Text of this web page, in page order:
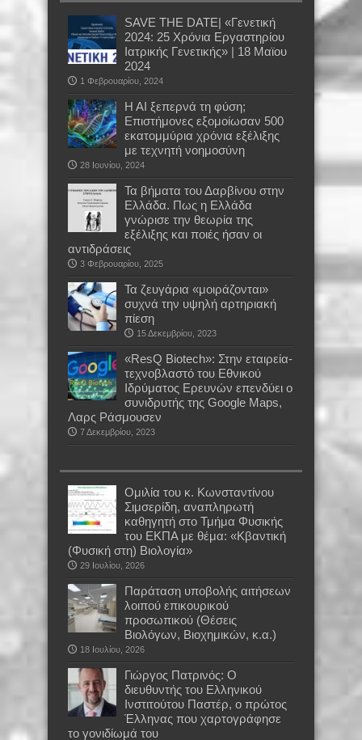
SAVE THE DATE| «Γενετική
2024: 25 Χρόνια Εργαστηρίου
Ιατρικής Γενετικής» | 18 Μαϊου
2024
1 Φεβρουαρίου, 2024
Η ΑΙ ξεπερνά τη φύση;
Επιστήμονες εξομοίωσαν 500
εκατομμύρια χρόνια εξέλιξης
με τεχνητή νοημοσύνη
28 Ιουνίου, 2024
Τα βήματα του Δαρβίνου στην
Ελλάδα. Πως η Ελλάδα
γνώρισε την θεωρία της
εξέλιξης και ποιές ήσαν οι
αντιδράσεις
3 Φεβρουαρίου, 2025
Τα ζευγάρια «μοιράζονται»
συχνά την υψηλή αρτηριακή
πίεση
15 Δεκεμβρίου, 2023
«ResQ Biotech»: Στην εταιρεία-
τεχνοβλαστό του Εθνικού
Ιδρύματος Ερευνών επενδύει ο
συνιδρυτής της Google Maps,
Λαρς Ράσμουσεν
7 Δεκεμβρίου, 2023
Oμιλία του κ. Κωνσταντίνου
Σιμσερίδη, αναπληρωτή
καθηγητή στο Τμήμα Φυσικής
του ΕΚΠΑ με θέμα: «Κβαντική
(Φυσική στη) Βιολογία»
29 Ιουλίου, 2026
Παράταση υποβολής αιτήσεων
λοιπού επικουρικού
προσωπικού (Θέσεις
Βιολόγων, Βιοχημικών, κ.α.)
18 Ιουλίου, 2026
Γιώργος Πατρινός: Ο
διευθυντής του Ελληνικού
Ινστιτούτου Παστέρ, ο πρώτος
Έλληνας που χαρτογράφησε
το γονιδίωμά του